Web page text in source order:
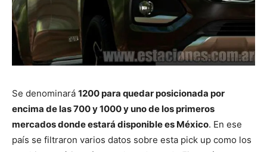
Se denominará 1200 para quedar posicionada por
encima de las 700 y 1000 y uno de los primeros
mercados donde estará disponible es México. En ese
país se filtraron varios datos sobre esta pick up como los